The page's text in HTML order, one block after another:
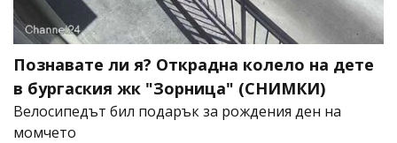
Познавате ли я? Открадна колело на дете
в бургаския жк "Зорница" (СНИМКИ)
Велосипедът бил подарък за рождения ден на
момчето